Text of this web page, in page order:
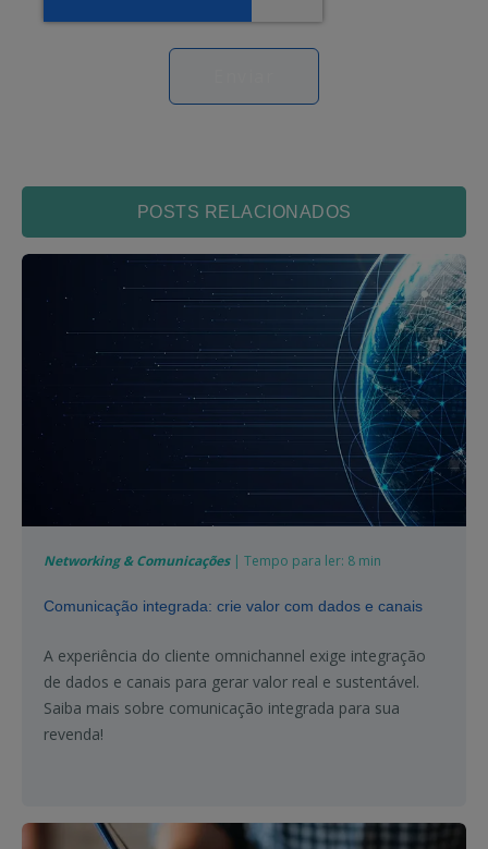
POSTS RELACIONADOS
Networking & Comunicações| Tempo para ler: 8 min
Comunicação integrada: crie valor com dados e canais
A experiência do cliente omnichannel exige integração
de dados e canais para gerar valor real e sustentável.
Saiba mais sobre comunicação integrada para sua
revenda!